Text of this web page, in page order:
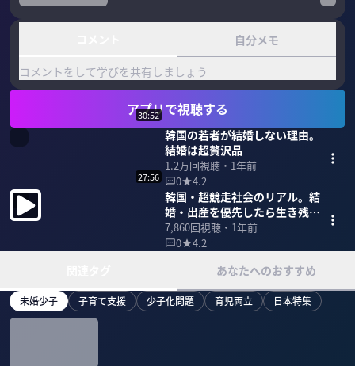
自分メモ
コメントをして学びを共有しましょう
アプリで視聴する
30:52
韓国の若者が結婚しない理由。
結婚は超贅沢品
1.2万回視聴・ 1年前
0
4.2
27:56
韓国・超競走社会のリアル。結
婚・出産を優先したら生き残れ
ない
7,860回視聴・ 1年前
0
4.2
あなたへのおすすめ
未婚少子 子育て支援 少子化問題 育児両立 日本特集